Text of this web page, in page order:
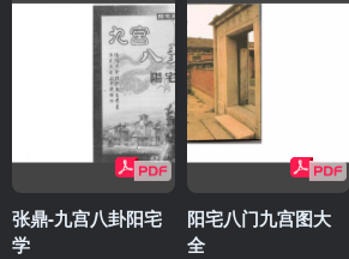
张鼎-九宫八卦阳宅
学
阳宅八门九宫图大
全